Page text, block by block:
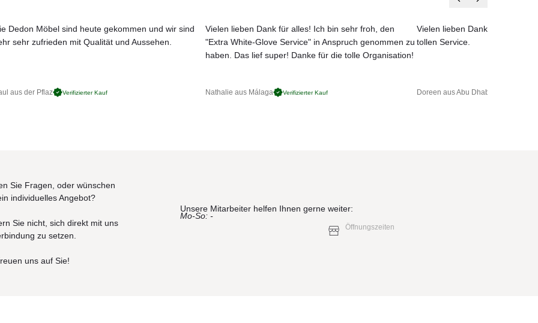
werden 510 Flaschen à 1500 ml benötigt, für das Zweisitzersofa 390
JETZT MUSTER BESTELLEN
Dedon Möbel sind heute gekommen und wir sind
sehr zufrieden mit Qualität und Aussehen.
aus der Pflaz Verifizierter Kauf
Vielen lieben Dank für alles! Ich bin sehr froh, den
"Extra White-Glove Service" in Anspruch genommen zu
haben. Das lief super! Danke für die tolle Organisation!
Nathalie aus Málaga Verifizierter Kauf
Vielen lieben Dank für das
tollen Service.
Doreen aus Abu Dhabi
Sie Fragen, oder wünschen
individuelles Angebot?
Sie nicht, sich direkt mit uns
zu setzen.
uns auf Sie!
Unsere Mitarbeiter helfen Ihnen gerne weiter:
Mo-So: -
Öffnungszeiten